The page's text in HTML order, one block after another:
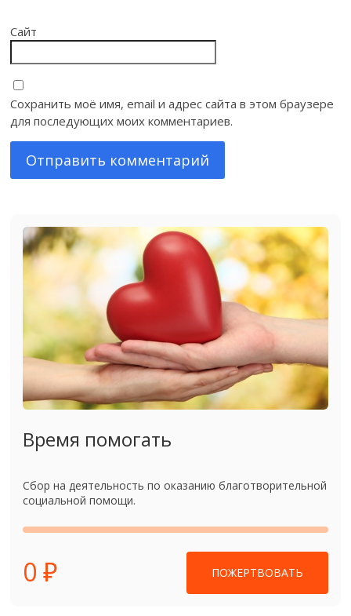
Сайт
Сохранить моё имя, email и адрес сайта в этом браузере
для последующих моих комментариев.
Время помогать
Сбор на деятельность по оказанию благотворительной
социальной помощи.
0 ₽ ПОЖЕРТВОВАТЬ